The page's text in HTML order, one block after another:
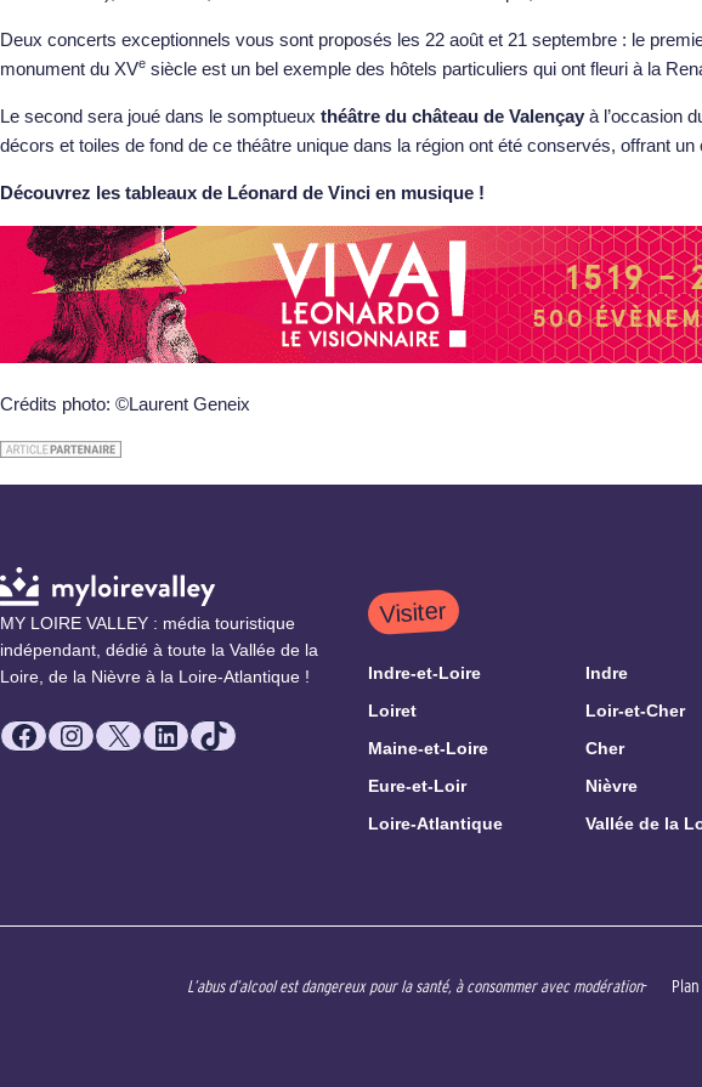
Deux concerts exceptionnels vous sont proposés les 22 août et 21 septembre : le
monument du XVe siècle est un bel exemple des hôtels particuliers qui ont fleuri à la
Le second sera joué dans le somptueux théâtre du château de Valençay à l’occasion
décors et toiles de fond de ce théâtre unique dans la région ont été conservés, offrant
Découvrez les tableaux de Léonard de Vinci en musique !
Crédits photo: ©Laurent Geneix
MY LOIRE VALLEY : média touristique
indépendant, dédié à toute la Vallée de la
Loire, de la Nièvre à la Loire-Atlantique !
Facebook
Instagram
X LinkedIn
TikTok
Visiter
Indre-et-Loire
Indre
Loiret
Loir-et-Cher
Maine-et-Loire
Cher
Eure-et-Loir
Nièvre
Loire-Atlantique
Vallée de la
L’abus d’alcool est dangereux pour la santé, à consommer avec modération